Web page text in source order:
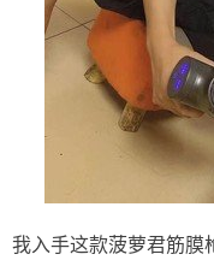
我入手这款菠萝君筋膜